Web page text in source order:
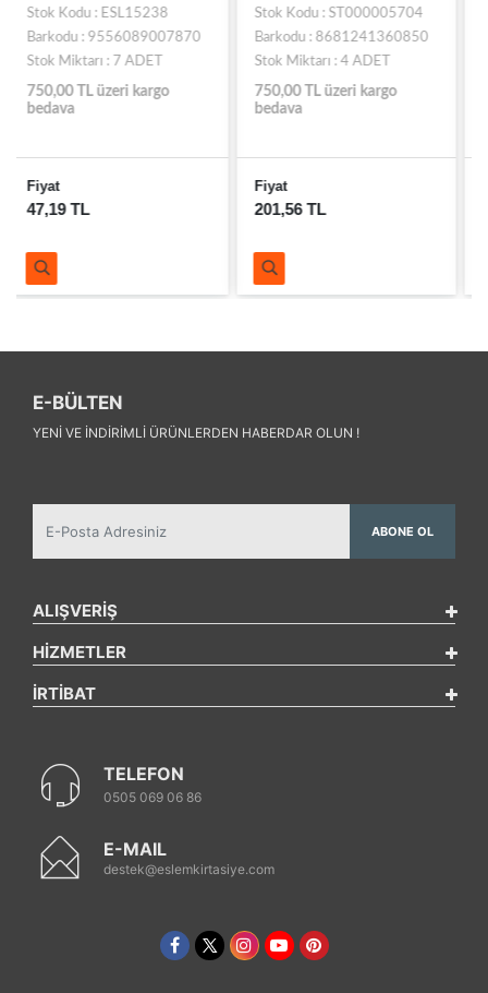
Stok Kodu : ST000005704
Barkodu : 8681241360850
Stok Miktarı : 4 ADET
750,00 TL üzeri kargo
bedava
Fiyat
201,56 TL
Stok Kodu : SA3897
Barkodu : 9556089005265
Stok Miktarı : 69 ADET
750,00 TL üzeri kargo
bedava
Fiyat
51,22 TL
E-BÜLTEN
YENI VE INDIRIMLI ÜRÜNLERDEN HABERDAR OLUN !
ABONE OL
ALIŞVERİŞ
HİZMETLER
İRTİBAT
TELEFON
0505 069 06 86
E-MAIL
destek@eslemkirtasiye.com